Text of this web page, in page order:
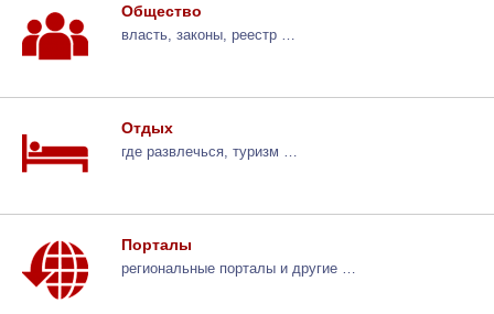
Общество
власть, законы, реестр …
Отдых
где развлечься, туризм …
Порталы
региональные порталы и другие …